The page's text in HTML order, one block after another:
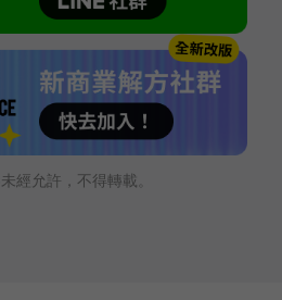
經允許，不得轉載。